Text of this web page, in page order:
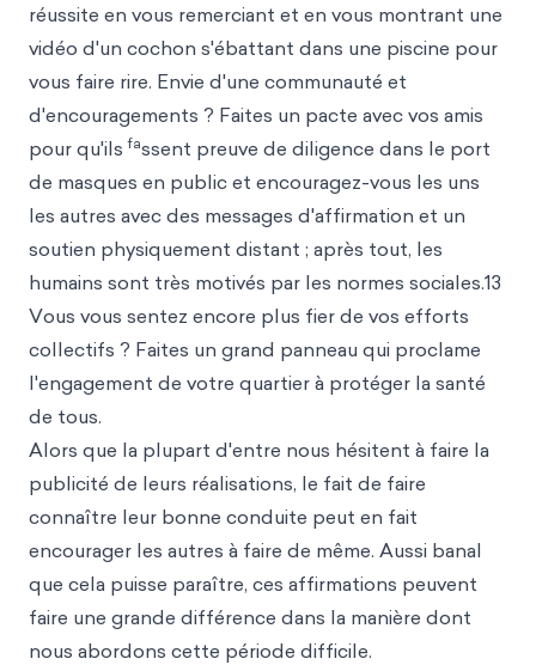
réussite en vous remerciant et en vous montrant une
vidéo d'un cochon s'ébattant dans une piscine pour
vous faire rire. Envie d'une communauté et
d'encouragements ? Faites un pacte avec vos amis
pour qu'ilsfassent preuve de diligence dans le port
de masques en public et encouragez-vous les uns
les autres avec des messages d'affirmation et un
soutien physiquement distant ; après tout, les
humains sont très motivés par les normes sociales.13
Vous vous sentez encore plus fier de vos efforts
collectifs ? Faites un grand panneau qui proclame
l'engagement de votre quartier à protéger la santé
de tous.
Alors que la plupart d'entre nous hésitent à faire la
publicité de leurs réalisations, le fait de faire
connaître leur bonne conduite peut en fait
encourager les autres à faire de même. Aussi banal
que cela puisse paraître, ces affirmations peuvent
faire une grande différence dans la manière dont
nous abordons cette période difficile.